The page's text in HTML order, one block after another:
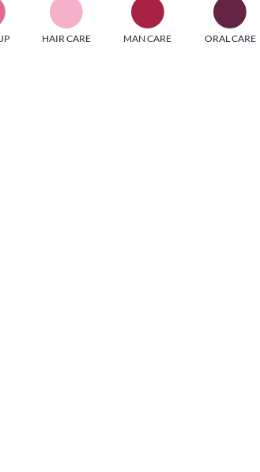
un pool di società di comunicazione
b2b. Edizioni Turbo, in
riviste verticali, fornisce strumenti di
gli attori nei settori beauty, food,
e sport.
HAIR CARE MAN CARE ORAL CARE